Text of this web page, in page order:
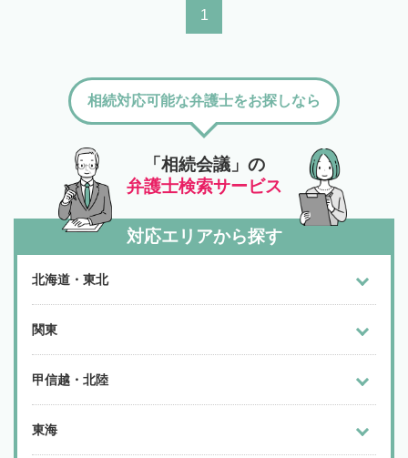
1
「相続会議」の
弁護士検索サービス
相続対応可能な弁護士をお探しなら
対応エリアから探す
北海道・東北
関東
甲信越・北陸
東海